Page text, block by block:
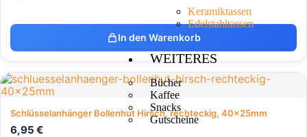
Keramiktassen
Edelstahltassen
WEITERES
Bücher
Kaffee
Snacks
Gutscheine
In den Warenkorb
Schlüsselanhänger Bollenhut Hirsch, rechteckig, 40x25mm
6,95 €